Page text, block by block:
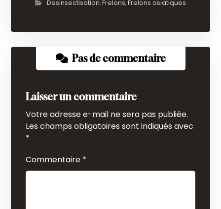
Desinsectisation,Frelons,Frelons asiatiques
Pas de commentaire
Laisser un commentaire
Votre adresse e-mail ne sera pas publiée.
Les champs obligatoires sont indiqués avec
*
Commentaire *